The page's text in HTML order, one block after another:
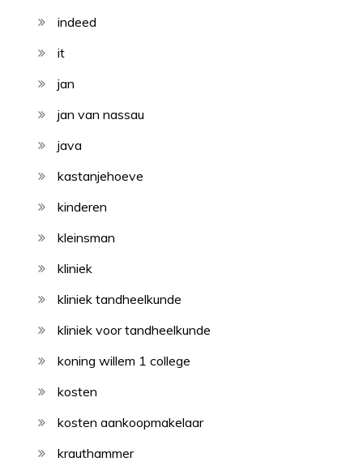
indeed
it
jan
jan van nassau
java
kastanjehoeve
kinderen
kleinsman
kliniek
kliniek tandheelkunde
kliniek voor tandheelkunde
koning willem 1 college
kosten
kosten aankoopmakelaar
krauthammer